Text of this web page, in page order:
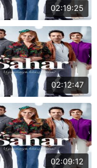
02:19:25
02:12:47
02:09:12